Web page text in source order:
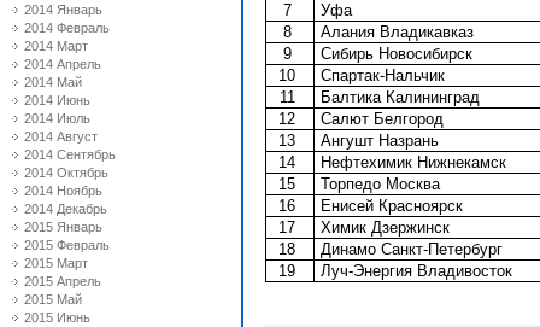
2014 Январь
2014 Февраль
2014 Март
2014 Апрель
2014 Май
2014 Июнь
2014 Июль
2014 Август
2014 Сентябрь
2014 Октябрь
2014 Ноябрь
2014 Декабрь
2015 Январь
2015 Февраль
2015 Март
2015 Апрель
2015 Май
2015 Июнь
7
Уфа
8
Алания Владикавказ
9
Сибирь Новосибирск
10
Спартак-Нальчик
11
Балтика Калининград
12
Салют Белгород
13
Ангушт Назрань
14
Нефтехимик Нижнекамск
15
Торпедо Москва
16
Енисей Красноярск
17
Химик Дзержинск
18
Динамо Санкт-Петербург
19
Луч-Энергия Владивосток